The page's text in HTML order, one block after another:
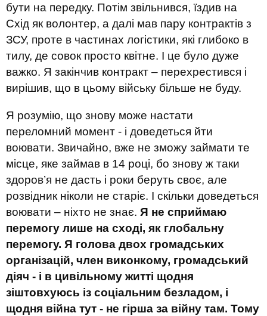
бути на передку. Потім звільнився, їздив на
Схід як волонтер, а далі мав пару контрактів з
ЗСУ, проте в частинах логістики, які глибоко в
тилу, де совок просто квітне. І це було дуже
важко. Я закінчив контракт – перехрестився і
вирішив, що в цьому війську більше не буду.
Я розумію, що знову може настати
переломний момент - і доведеться йти
воювати. Звичайно, вже не зможу займати те
місце, яке займав в 14 році, бо знову ж таки
здоров’я не дасть і роки беруть своє, але
розвідник ніколи не старіє. І скільки доведеться
воювати – ніхто не знає. Я не сприймаю
перемогу лише на сході, як глобальну
перемогу. Я голова двох громадських
організацій, член виконкому, громадський
діяч - і в цивільному житті щодня
зіштовхуюсь із соціальним безладом, і
щодня війна тут - не гірша за війну там. Тому